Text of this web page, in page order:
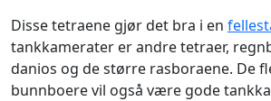
Disse tetraene gjør det bra i en
tankkamerater er andre tetraer,
danios og de større rasboraene. De
bunnboere vil også være gode